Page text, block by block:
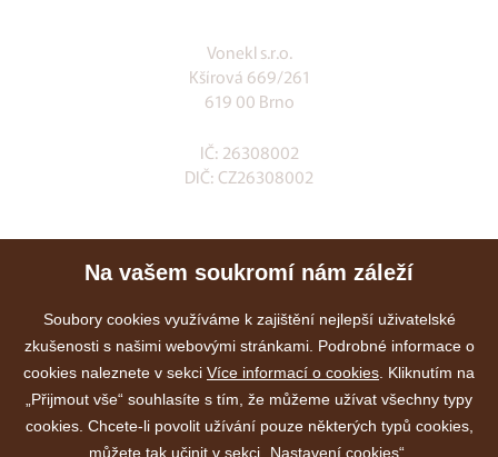
Vonekl s.r.o.
Kšírová 669/261
619 00 Brno
IČ: 26308002
DIČ: CZ26308002
Klia.cz
E-shop
Služby
Akce
Kontakty
Na vašem soukromí nám záleží
Soubory cookies využíváme k zajištění nejlepší uživatelské
zkušenosti s našimi webovými stránkami. Podrobné informace o
cookies naleznete v sekci Více informací o cookies . Kliknutím na
„Přijmout vše“ souhlasíte s tím, že můžeme užívat všechny typy
cookies. Chcete-li povolit užívání pouze některých typů cookies,
můžete tak učinit v sekci „Nastavení cookies“.